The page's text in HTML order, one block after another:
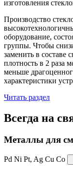
изготовления
Производство
оборудование,
группы. Чтобы
заменить в составе
плотность в 2 раза
меньше
характеристики
Читать раздел
Всегда на
Металлы для
Pd Ni Pt, Ag Cu Co